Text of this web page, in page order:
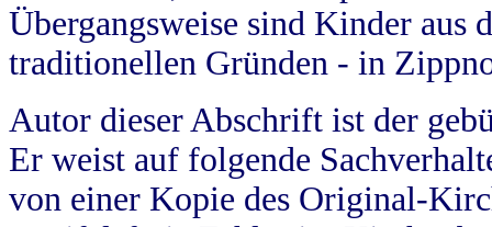
Übergangsweise sind Kinder aus
traditionellen Gründen - in
Autor dieser Abschrift ist der
Er weist auf folgende
von einer Kopie des Original-